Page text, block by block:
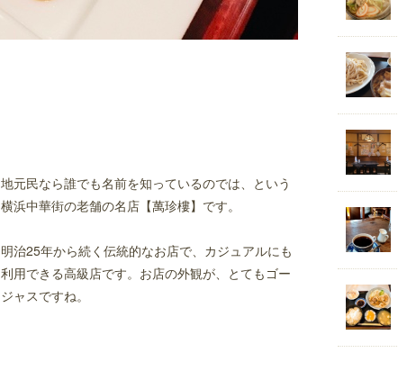
地元民なら誰でも名前を知っているのでは、という
横浜中華街の老舗の名店【萬珍樓】です。
明治25年から続く伝統的なお店で、カジュアルにも
利用できる高級店です。お店の外観が、とてもゴー
ジャスですね。